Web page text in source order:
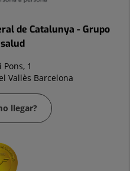
de Catalunya - Grupo
Pons, 1
Vallès Barcelona
llegar?